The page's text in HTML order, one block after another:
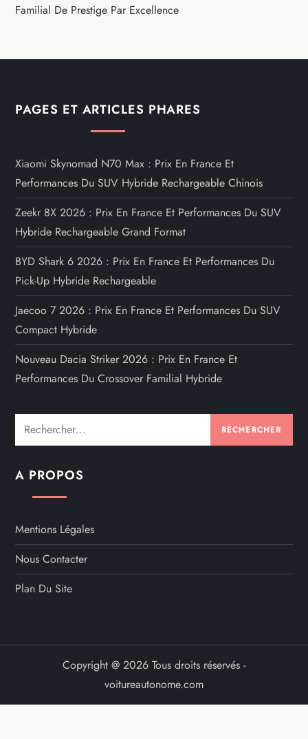
Familial De Prestige Par Excellence
PAGES ET ARTICLES PHARES
Xiaomi Skynomad N70 Max : Prix En France Et
Performances Du SUV Hybride Rechargeable Chinois
Zeekr 8X 2026 : Prix En France Et Performances Du SUV
Hybride Rechargeable Grand Format
BYD Shark 6 2026 : Prix En France Et Performances Du
Pick-Up Hybride Rechargeable
Jaecoo 7 2026 : Prix En France Et Performances Du SUV
Compact Hybride
Nouveau Dacia Striker 2026 : Prix En France Et
Performances Du Crossover Familial Hybride
Rechercher :
A PROPOS
Mentions Légales
Nous Contacter
Plan Du Site
Copyright @ 2026 Tous droits réservés -
voitureautonome.com